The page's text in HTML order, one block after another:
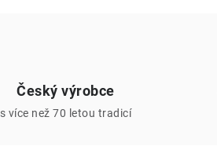
Český výrobce
s více než 70 letou tradicí